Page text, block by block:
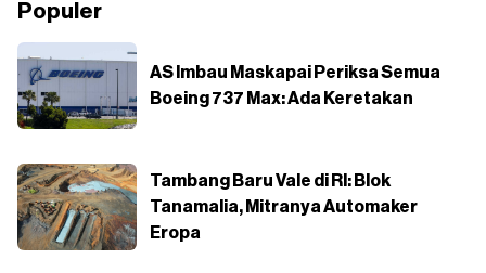
Populer
AS Imbau Maskapai Periksa Semua
Boeing 737 Max: Ada Keretakan
Tambang Baru Vale di RI: Blok
Tanamalia, Mitranya Automaker
Eropa